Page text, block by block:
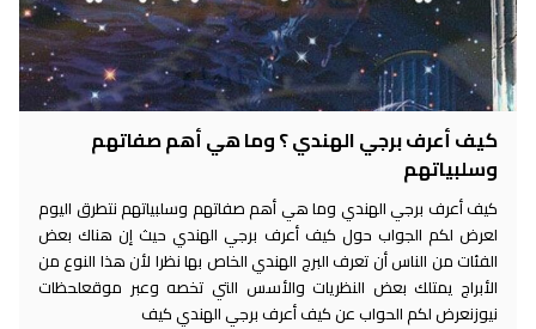
كيف أعرف برجي الهندي ؟ وما هي أهم صفاتهم
وسلبياتهم
كيف أعرف برجي الهندي وما هي أهم صفاتهم وسلبياتهم نتطرق اليوم
لعرض لكم الجواب حول كيف أعرف برجي الهندي حيث إن هناك بعض
الفئات من الناس أن تعرف البرج الهندي الخاص بها نظرا لأن هذا النوع من
الأبراج يمتلك بعض النظريات والأسس التي تخصه وعبر موقعلحظات
نيوزنعرض لكم الحواب عن كيف أعرف برجي الهندي كيف